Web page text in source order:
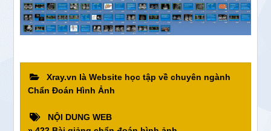
Xray.vn là Website học tập về chuyên ngành
Chẩn Đoán Hình Ảnh
NỘI DUNG WEB